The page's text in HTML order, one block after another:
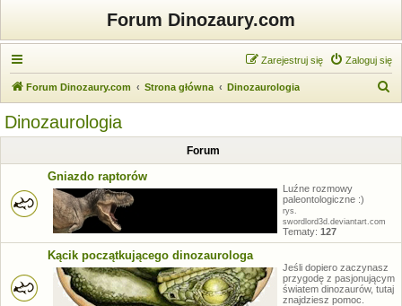
Forum Dinozaury.com
Zaloguj się
Zarejestruj się
Forum Dinozaury.com Strona główna Dinozaurologia
Dinozaurologia
Forum
Gniazdo raptorów
Luźne rozmowy
paleontologiczne :)
rys.
swordlord3d.deviantart.com
Tematy: 127
Kącik początkującego dinozaurologa
Jeśli dopiero zaczynasz
przygodę z pasjonującym
światem dinozaurów, tutaj
znajdziesz pomoc.